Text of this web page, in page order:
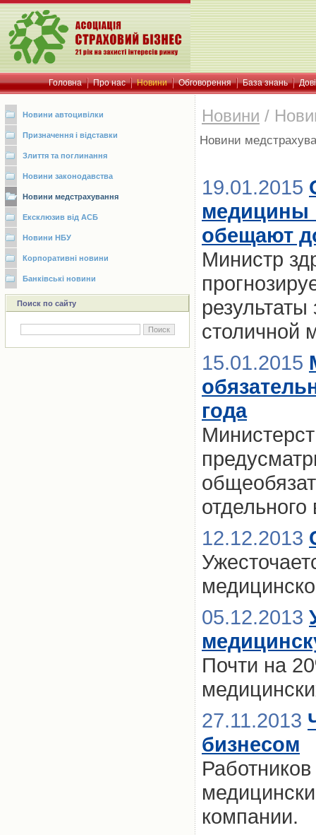
Головна Про нас Новини Обговорення База знань
Новини автоцивілки
Призначення і відставки
Злиття та поглинання
Новини законодавства
Новини медстрахування
Ексклюзив від АСБ
Новини НБУ
Корпоративні новини
Банківські новини
Поиск по сайту
Новини /
Новини
19.01.2015
медицины
обещают
Министр
столичной
15.01.2015
года
12.12.2013
05.12.2013
Почти на
27.11.2013
бизнесом
компании.